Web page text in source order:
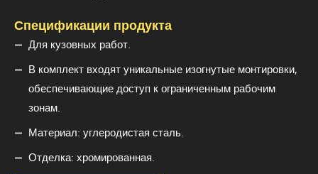
Спецификации продукта
Для кузовных работ.
В комплект входят уникальные изогнутые монтировки,
обеспечивающие доступ к ограниченным рабочим
зонам.
Материал: углеродистая сталь.
Отделка: хромированная.